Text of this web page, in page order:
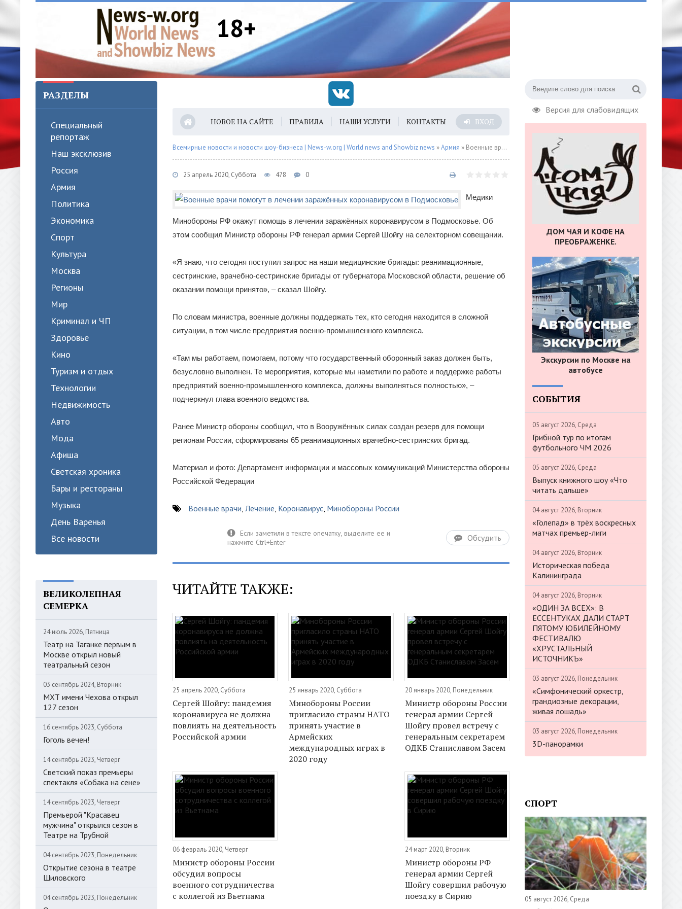
18+
Версия для слабовидящих
РАЗДЕЛЫ
Специальный
репортаж
Наш эксклюзив
Россия
Армия
Политика
Экономика
Спорт
Культура
Москва
Регионы
Мир
Криминал и ЧП
Здоровье
Кино
Туризм и отдых
Технологии
Недвижимость
Авто
Мода
Афиша
Светская хроника
Бары и рестораны
Музыка
День Варенья
Все новости
ВЕЛИКОЛЕПНАЯ
СЕМЕРКА
24 июль 2026, Пятница
Театр на Таганке первым в
Москве открыл новый
театральный сезон
03 сентябрь 2024, Вторник
МХТ имени Чехова открыл
127 сезон
16 сентябрь 2023, Суббота
Гоголь вечен!
14 сентябрь 2023, Четверг
Светский показ премьеры
спектакля «Собака на сене»
14 сентябрь 2023, Четверг
Премьерой "Красавец
мужчина" открылся сезон в
Театре на Трубной
04 сентябрь 2023, Понедельник
Открытие сезона в театре
Шиловского
04 сентябрь 2023, Понедельник
НОВОЕ НА САЙТЕ ПРАВИЛА НАШИ УСЛУГИ КОНТАКТЫ ВХОД
Всемирные новости и новости шоу-бизнеса | News-w.org | World news and Showbiz news »Армия » Военные врачи помогут в лечении заражённых коронавирусом в Подмосковье
25 апрель 2020, Суббота 478 0
Медики
Минобороны РФ окажут помощь в лечении заражённых коронавирусом в Подмосковье. Об
этом сообщил Министр обороны РФ генерал армии Сергей Шойгу на селекторном совещании.
«Я знаю, что сегодня поступил запрос на наши медицинские бригады: реанимационные,
сестринские, врачебно-сестринские бригады от губернатора Московской области, решение об
оказании помощи принято», – сказал Шойгу.
По словам министра, военные должны поддержать тех, кто сегодня находится в сложной
ситуации, в том числе предприятия военно-промышленного комплекса.
«Там мы работаем, помогаем, потому что государственный оборонный заказ должен быть,
безусловно выполнен. Те мероприятия, которые мы наметили по работе и поддержке работы
предприятий военно-промышленного комплекса, должны выполняться полностью», –
подчеркнул глава военного ведомства.
Ранее Министр обороны сообщил, что в Вооружённых силах создан резерв для помощи
регионам России, сформированы 65 реанимационных врачебно-сестринских бригад.
Материал и фото: Департамент информации и массовых коммуникаций Министерства обороны
Российской Федерации
Военные врачи, Лечение, Коронавирус, Минобороны России
Обсудить
ЧИТАЙТЕ ТАКЖЕ:
25 апрель 2020, Суббота
Сергей Шойгу: пандемия
коронавируса не должна
повлиять на деятельность
Российской армии
25 январь 2020, Суббота
Минобороны России
пригласило страны НАТО
принять участие в
Армейских
международных играх в
2020 году
20 январь 2020, Понедельник
Министр обороны России
генерал армии Сергей
Шойгу провел встречу с
генеральным секретарем
ОДКБ Станиславом Засем
06 февраль 2020, Четверг
Министр обороны России
обсудил вопросы
военного сотрудничества
с коллегой из Вьетнама
24 март 2020, Вторник
Министр обороны РФ
генерал армии Сергей
Шойгу совершил рабочую
поездку в Сирию
ДОМ ЧАЯ И КОФЕ НА
ПРЕОБРАЖЕНКЕ.
Экскурсии по Москве на
автобусе
СОБЫТИЯ
05 август 2026, Среда
Грибной тур по итогам
футбольного ЧМ 2026
05 август 2026, Среда
Выпуск книжного шоу «Что
читать дальше»
04 август 2026, Вторник
«Голепад» в трёх воскресных
матчах премьер-лиги
04 август 2026, Вторник
Историческая победа
Калининграда
04 август 2026, Вторник
«ОДИН ЗА ВСЕХ»: В
ЕССЕНТУКАХ ДАЛИ СТАРТ
ПЯТОМУ ЮБИЛЕЙНОМУ
ФЕСТИВАЛЮ
«ХРУСТАЛЬНЫЙ
ИСТОЧНИКЪ»
03 август 2026, Понедельник
«Симфонический оркестр,
грандиозные декорации,
живая лошадь»
03 август 2026, Понедельник
3D-панорамки
СПОРТ
05 август 2026, Среда